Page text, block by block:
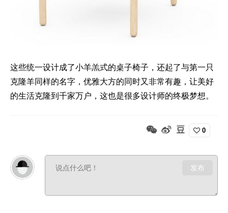
这些统一设计成了小羊羔式的桌子椅子，还起了与第一只
克隆羊同样的名字，优雅大方的同时又非常有趣，让美好
的生活克隆到千家万户，这也是很多设计师的终极梦想。
0
发布